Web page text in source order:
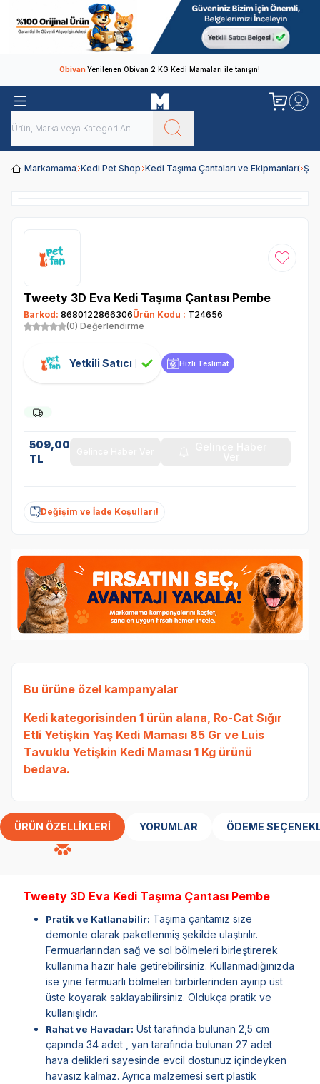
ObivanYenilenen Obivan 2 KG Kedi Mamaları ile tanışın!
Markamama Kedi Pet Shop Kedi Taşıma Çantaları ve Ekipmanları
Favoriye
Tweety 3D Eva Kedi Taşıma Çantası Pembe
Barkod: 8680122866306Ürün Kodu : T24656
(0) Değerlendirme
Yetkili Satıcı Hızlı Teslimat
509,00
TL
Değişim ve İade Koşulları!
Bu ürüne özel kampanyalar
Kedi kategorisinden 1 ürün alana, Ro-Cat Sığır
Etli Yetişkin Yaş Kedi Maması 85 Gr ve Luis
Tavuklu Yetişkin Kedi Maması 1 Kg ürünü
bedava.
ÜRÜN ÖZELLIKLERI YORUMLAR ÖDEME
Tweety 3D Eva Kedi Taşıma Çantası Pembe
Pratik ve Katlanabilir: Taşıma çantamız size
demonte olarak paketlenmiş şekilde ulaştırılır.
Fermuarlarından sağ ve sol bölmeleri birleştirerek
kullanıma hazır hale getirebilirsiniz. Kullanmadığınızda
ise yine fermuarlı bölmeleri birbirlerinden ayırıp üst
üste koyarak saklayabilirsiniz. Oldukça pratik ve
kullanışlıdır.
Rahat ve Havadar: Üst tarafında bulunan 2,5 cm
çapında 34 adet , yan tarafında bulunan 27 adet
hava delikleri sayesinde evcil dostunuz içindeyken
havasız kalmaz. Ayrıca malzemesi sert plastik